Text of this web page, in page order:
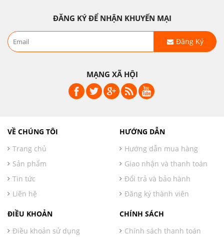
ĐĂNG KÝ ĐỂ NHẬN KHUYẾN MẠI
Đăng Ký
MẠNG XÃ HỘI
VỀ CHÚNG TÔI
Trang chủ
Sản phẩm
Tin tức
Liên hệ
HƯỚNG DẪN
Hướng dẫn mua hàng
Giao nhận và thanh toán
Đổi trả và bảo hành
Đăng ký thành viên
ĐIỀU KHOẢN
Điều khoản sử dụng
CHÍNH SÁCH
Chính sách thanh toán